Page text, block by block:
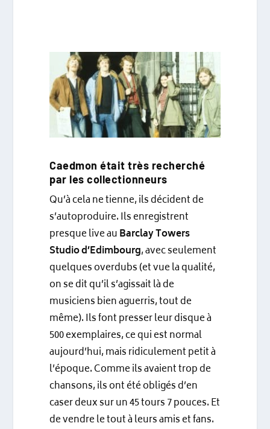
Caedmon était très recherché
par les collectionneurs
Qu’à cela ne tienne, ils décident de
s’autoproduire. Ils enregistrent
presque live auBarclay Towers
Studio d’Edimbourg, avec seulement
quelques overdubs (et vue la qualité,
on se dit qu’il s’agissait là de
musiciens bien aguerris, tout de
même). Ils font presser leur disque à
500 exemplaires, ce qui est normal
aujourd’hui, mais ridiculement petit à
l’époque. Comme ils avaient trop de
chansons, ils ont été obligés d’en
caser deux sur un 45 tours 7 pouces. Et
de vendre le tout à leurs amis et fans.